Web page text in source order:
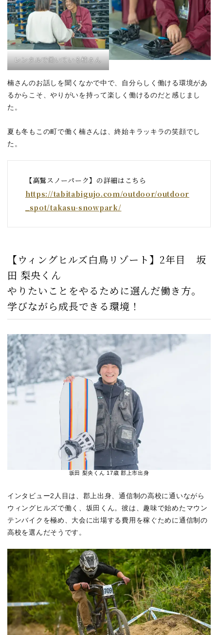
レンタルで働いている楠さん
楠さんのお話しを聞くなかで中で、自分らしく働ける環境があ
るからこそ、やりがいを持って楽しく働けるのだと感じまし
た。
夏も冬もこの町で働く楠さんは、終始キラッキラの笑顔でし
た。
【高鷲スノーパーク】の詳細はこちら
https://tabitabigujo.com/outdoor/outdoor
_spot/takasu-snowpark/
【ウィングヒルズ白鳥リゾート】2年目 坂
田 梨央くん
やりたいことをやるために選んだ働き方。
学びながら成長できる環境！
坂田 梨央くん 17歳 郡上市出身
インタビュー2人目は、郡上出身、通信制の高校に通いながら
ウィングヒルズで働く、坂田くん。彼は、趣味で始めたマウン
テンバイクを極め、大会に出場する費用を稼ぐために通信制の
高校を選んだそうです。